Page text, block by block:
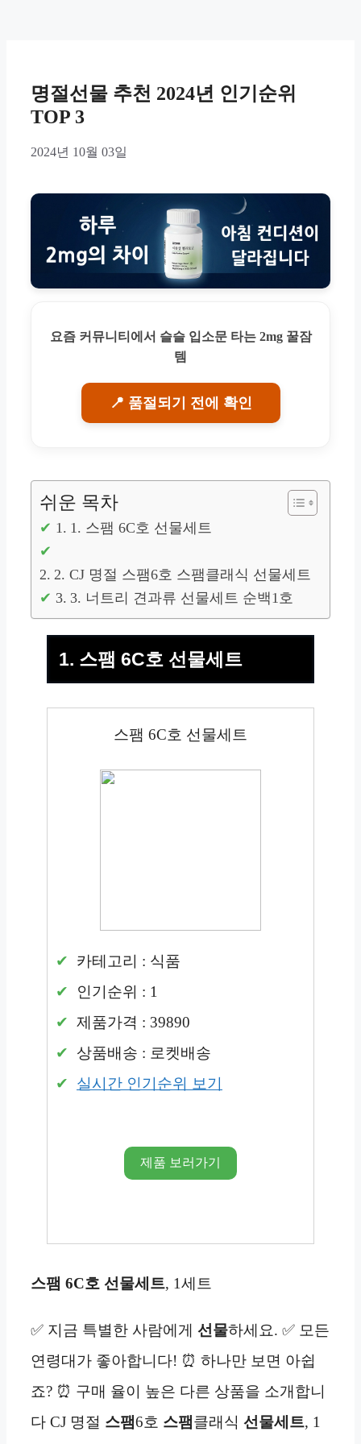
명절선물 추천 2024년 인기순위
TOP 3
2024년 10월 03일
요즘 커뮤니티에서 슬슬 입소문 타는 2mg 꿀잠
템
📍 품절되기 전에 확인
쉬운 목차
1. 스팸 6C호 선물세트
2. CJ 명절 스팸6호 스팸클래식 선물세트
3. 너트리 견과류 선물세트 순백1호
1. 스팸 6C호 선물세트
스팸 6C호 선물세트
카테고리 : 식품
인기순위 : 1
제품가격 : 39890
상품배송 : 로켓배송
실시간 인기순위 보기
제품 보러가기
스팸 6C호 선물세트, 1세트
✅ 지금 특별한 사람에게 선물하세요. ✅ 모든
연령대가 좋아합니다! ⏰ 하나만 보면 아쉽
죠? ⏰ 구매 율이 높은 다른 상품을 소개합니
다 CJ 명절 스팸6호 스팸 클래식 선물세트, 1